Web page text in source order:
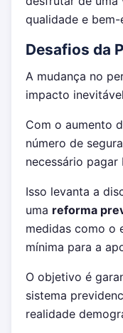
qualidade e bem-
Desafios da
A mudança no
impacto
Com o aumento
número de
necessário
Isso levanta a
uma reforma
medidas como o
mínima para a
O objetivo é
sistema
realidade